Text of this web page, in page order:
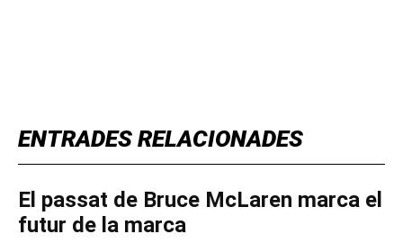
ENTRADES RELACIONADES
El passat de Bruce McLaren marca el
futur de la marca